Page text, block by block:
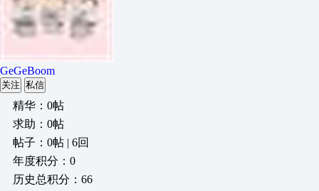
GeGeBoom
关注 私信
精华：0帖
求助：0帖
帖子：0帖 | 6回
年度积分：0
历史总积分：66